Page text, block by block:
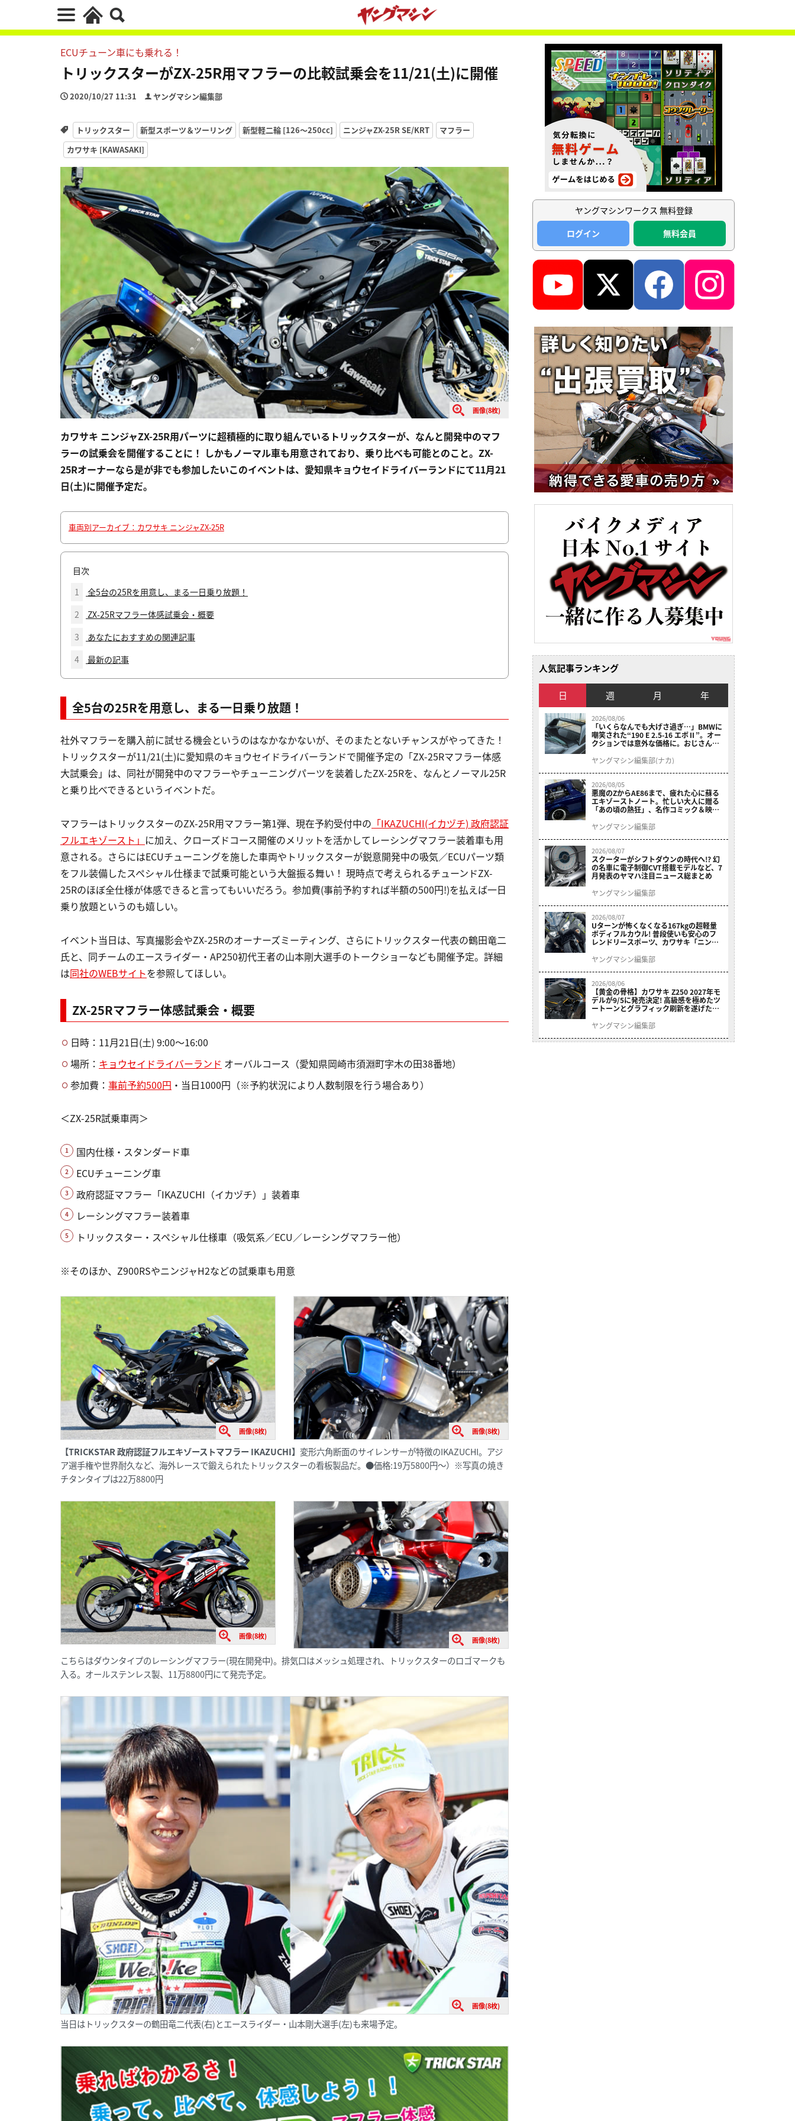
ECUチューン車にも乗れる！
トリックスターがZX-25R用マフラーの比較試乗会を11/21(土)に開催
2020/10/27 11:31 ヤングマシン編集部
トリックスター 新型スポーツ＆ツーリング 新型軽二輪 [126〜250cc] ニンジャZX-25R SE/KRT
マフラー
カワサキ [KAWASAKI]
画像(8枚)
カワサキ ニンジャZX-25R用パーツに超積極的に取り組んでいるトリックスターが、なんと開発中のマフ
ラーの試乗会を開催することに！ しかもノーマル車も用意されており、乗り比べも可能とのこと。ZX-
25Rオーナーなら是が非でも参加したいこのイベントは、愛知県キョウセイドライバーランドにて11月21
日(土)に開催予定だ。
車両別アーカイブ：カワサキ ニンジャZX-25R
目次
1
全5台の25Rを用意し、まる一日乗り放題！
2
ZX-25Rマフラー体感試乗会・概要
3
あなたにおすすめの関連記事
4
最新の記事
全5台の25Rを用意し、まる一日乗り放題！
社外マフラーを購入前に試せる機会というのはなかなかないが、そのまたとないチャンスがやってきた！
トリックスターが11/21(土)に愛知県のキョウセイドライバーランドで開催予定の「ZX-25Rマフラー体感
大試乗会」は、同社が開発中のマフラーやチューニングパーツを装着したZX-25Rを、なんとノーマル25R
と乗り比べできるというイベントだ。
マフラーはトリックスターのZX-25R用マフラー第1弾、現在予約受付中の 「IKAZUCHI(イカヅチ) 政府認証
フルエキゾースト 」 に加え、クローズドコース開催のメリットを活かしてレーシングマフラー装着車も用
意される。さらにはECUチューニングを施した車両やトリックスターが鋭意開発中の吸気／ECUパーツ類
をフル装備したスペシャル仕様まで試乗可能という大盤振る舞い！ 現時点で考えられるチューンドZX-
25Rのほぼ全仕様が体感できると言ってもいいだろう。参加費(事前予約すれば半額の500円!)を払えば一日
乗り放題というのも嬉しい。
イベント当日は、写真撮影会やZX-25Rのオーナーズミーティング、さらにトリックスター代表の鶴田竜二
氏と、同チームのエースライダー・AP250初代王者の山本剛大選手のトークショーなども開催予定。詳細
は同社のWEBサイトを参照してほしい。
ZX-25Rマフラー体感試乗会・概要
日時：11月21日(土) 9:00〜16:00
場所： キョウセイドライバーランド オーバルコース（愛知県岡崎市須淵町字木の田38番地）
参加費： 事前予約500円 ・当日1000円（※予約状況により人数制限を行う場合あり）
＜ZX-25R試乗車両＞
国内仕様・スタンダード車
ECUチューニング車
政府認証マフラー「IKAZUCHI（イカヅチ）」装着車
レーシングマフラー装着車
トリックスター・スペシャル仕様車（吸気系／ECU／レーシングマフラー他）
※そのほか、Z900RSやニンジャH2などの試乗車も用意
画像(8枚) 画像(8枚)
【TRICKSTAR 政府認証フルエキゾーストマフラー IKAZUCHI】 変形六角断面のサイレンサーが特徴のIKAZUCHI。アジ
ア選手権や世界耐久など、海外レースで鍛えられたトリックスターの看板製品だ。●価格:19万5800円〜）※写真の焼き
チタンタイプは22万8800円
画像(8枚) 画像(8枚)
こちらはダウンタイプのレーシングマフラー(現在開発中)。排気口はメッシュ処理され、トリックスターのロゴマークも
入る。オールステンレス製、11万8800円にて発売予定。
画像(8枚)
当日はトリックスターの鶴田竜二代表(右)とエースライダー・山本剛大選手(左)も来場予定。
ヤングマシンワークス 無料登録
ログイン
無料会員
人気記事ランキング
日 週 月 年
2026/08/06
「いくらなんでも大げさ過ぎ…」BMWに
嘲笑された“190 E 2.5-16 エボⅡ”。オー
クションでは意外な価格に。おじさん達
ヤングマシン編集部(ナカ)
2026/08/05
悪魔のZからAE86まで、疲れた心に蘇る
エキゾーストノート。忙しい大人に贈る
「あの頃の熱狂」、名作コミック＆映画
結！
ヤングマシン編集部
2026/08/07
スクーターがシフトダウンの時代へ!? 幻
の名車に電子制御CVT搭載モデルなど、7
月発表のヤマハ注目ニュース総まとめ
ヤングマシン編集部
2026/08/07
Uターンが怖くなくなる167kgの超軽量
ボディフルカウル! 普段使いも安心のフ
レンドリースポーツ、カワサキ「ニンジ
9/5発売
ヤングマシン編集部
2026/08/06
【黄金の骨格】カワサキ Z250 2027年モ
デルが9/5に発売決定! 高級感を極めたツ
ートーンとグラフィック刷新を遂げた本
ヤングマシン編集部